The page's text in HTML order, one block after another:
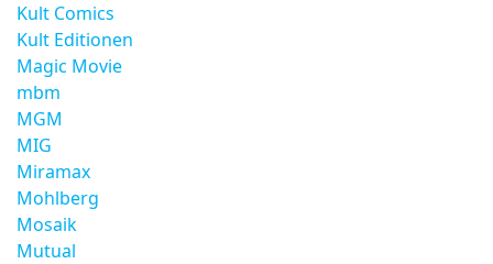
Kult Comics
Kult Editionen
Magic Movie
mbm
MGM
MIG
Miramax
Mohlberg
Mosaik
Mutual